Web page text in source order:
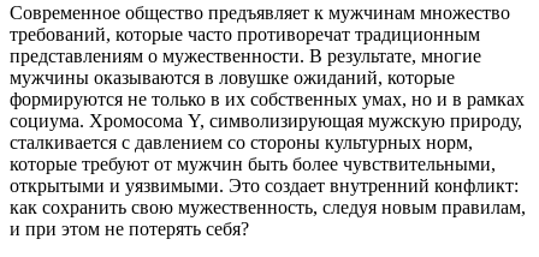
Современное общество предъявляет к мужчинам множество
требований, которые часто противоречат традиционным
представлениям о мужественности. В результате, многие
мужчины оказываются в ловушке ожиданий, которые
формируются не только в их собственных умах, но и в рамках
социума. Хромосома Y, символизирующая мужскую природу,
сталкивается с давлением со стороны культурных норм,
которые требуют от мужчин быть более чувствительными,
открытыми и уязвимыми. Это создает внутренний конфликт:
как сохранить свою мужественность, следуя новым правилам,
и при этом не потерять себя?